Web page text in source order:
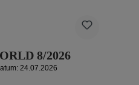
8/2026
24.07.2026